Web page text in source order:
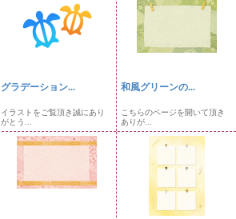
グラデーション...
イラストをご覧頂き誠にあり
がとう...
和風グリーンの...
こちらのページを開いて頂き
ありが...